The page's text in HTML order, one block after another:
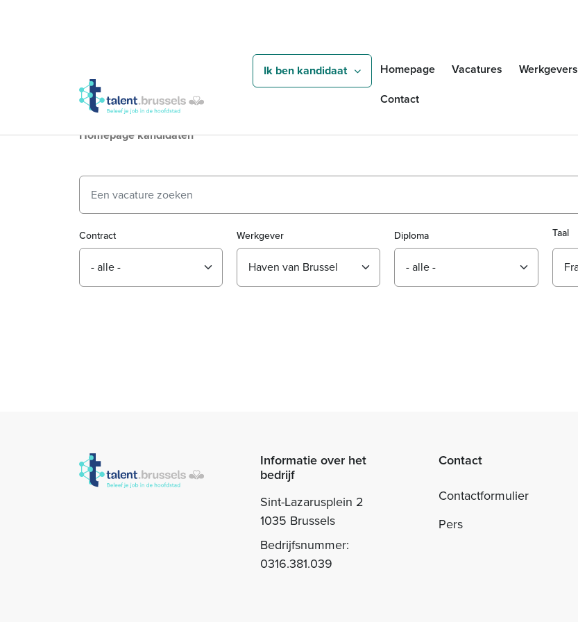
Ik ben kandidaat Homepage Vacatures Werkgevers
Contact
Homepage kandidaten
Contract Werkgever Diploma Taal
Informatie over het
bedrijf
Sint-Lazarusplein 2
1035 Brussels
Bedrijfsnummer:
0316.381.039
Contact
Contactformulier
Pers